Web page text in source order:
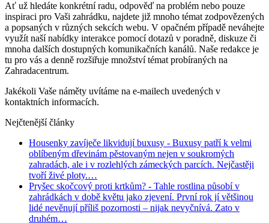
Ať už hledáte konkrétní radu, odpověď na problém nebo pouze
inspiraci pro Vaši zahrádku, najdete již mnoho témat zodpovězených
a popsaných v různých sekcích webu. V opačném případě neváhejte
využít naší nabídky interakce pomocí dotazů v poradně, diskuze či
mnoha dalších dostupných komunikačních kanálů. Naše redakce je
tu pro vás a denně rozšiřuje množství témat probíraných na
Zahradacentrum.
Jakékoli Vaše náměty uvítáme na e-mailech uvedených v
kontaktních informacích.
Nejčtenější články
Housenky zavíječe likvidují buxusy - Buxusy patří k velmi
oblíbeným dřevinám pěstovaným nejen v soukromých
zahradách, ale i v rozlehlých zámeckých parcích. Nejčastěji
tvoří živé ploty.…
Pryšec skočcový proti krtkům? - Tahle rostlina působí v
zahrádkách v době květu jako zjevení. První rok jí většinou
lidé nevěnují příliš pozornosti – nijak nevyčnívá. Zato v
druhém…